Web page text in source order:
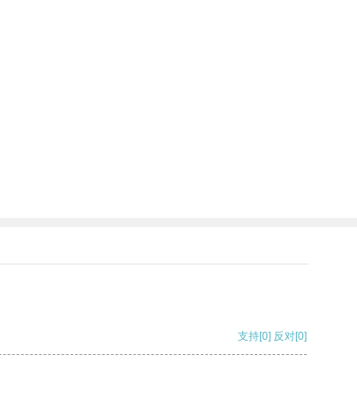
支持[0] 反对[0]